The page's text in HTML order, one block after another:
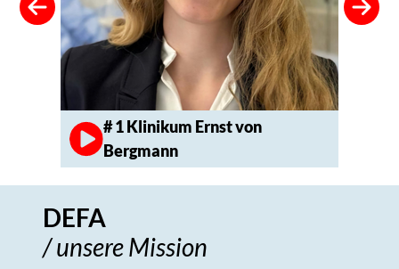
# 1 Klinikum Ernst von
Bergmann
DEFA
/ unsere Mission